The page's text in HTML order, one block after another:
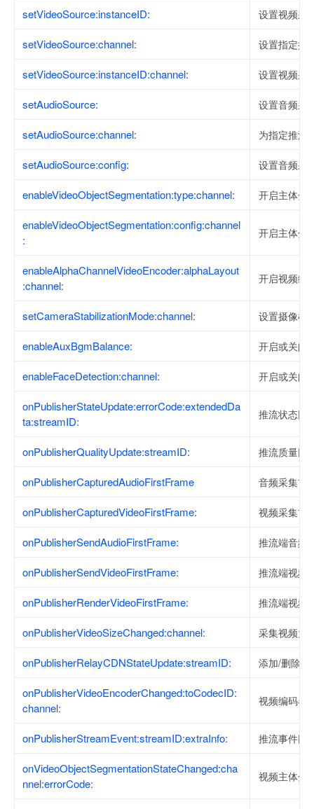
setVideoSource:instanceID: 设置视频采
setVideoSource:channel: 设置指定推
setVideoSource:instanceID:channel: 设置视频采
setAudioSource: 设置音频采
setAudioSource:channel: 为指定推流
setAudioSource:config: 设置音频采
enableVideoObjectSegmentation:type:channel: 开启主体分
enableVideoObjectSegmentation:config:channel
:
开启主体分
enableAlphaChannelVideoEncoder:alphaLayout
:channel:
开启视频编
setCameraStabilizationMode:channel: 设置摄像机
enableAuxBgmBalance: 开启或关闭
enableFaceDetection:channel: 开启或关闭
onPublisherStateUpdate:errorCode:extendedDa
ta:streamID:
推流状态回
onPublisherQualityUpdate:streamID: 推流质量回
onPublisherCapturedAudioFirstFrame 音频采集首
onPublisherCapturedVideoFirstFrame: 视频采集首
onPublisherSendAudioFirstFrame: 推流端音频
onPublisherSendVideoFirstFrame: 推流端视频
onPublisherRenderVideoFirstFrame: 推流端视频
onPublisherVideoSizeChanged:channel: 采集视频大
onPublisherRelayCDNStateUpdate:streamID: 添加/删除
onPublisherVideoEncoderChanged:toCodecID:
channel:
视频编码器
onPublisherStreamEvent:streamID:extraInfo: 推流事件回
onVideoObjectSegmentationStateChanged:cha
nnel:errorCode:
视频主体分